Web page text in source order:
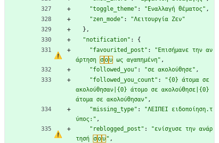
"toggle_theme" : "Εναλλαγή θέματος" ,
"zen_mode" :
"Λειτουργία Ζεν"
} ,
"notification" :
{
"favourited_post" :
"Επισήμανε την αν
άρτηση σου ως αγαπημένη" ,
"followed_you" : "σε ακολούθησε" ,
"followed_you_count" :
"{0} άτομα σε
ακολούθησαν|{0} άτομο σε ακολούθησε|{0}
άτομα σε ακολούθησαν" ,
"missing_type" :
"ΛΕΙΠΕΙ ειδοποίηση.τ
ύπος:" ,
"reblogged_post" :
"ενίσχυσε την ανάρ
τησή σου " ,